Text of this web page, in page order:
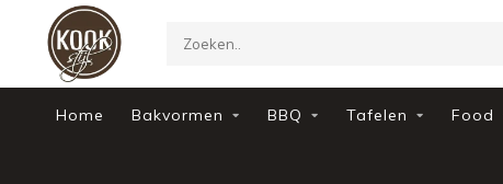
Home Bakvormen BBQ Tafelen Food